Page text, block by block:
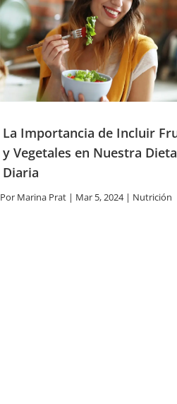
La Importancia de Incluir
y Vegetales en Nuestra Dieta
Diaria
Por Marina Prat| Mar 5, 2024| Nutrición